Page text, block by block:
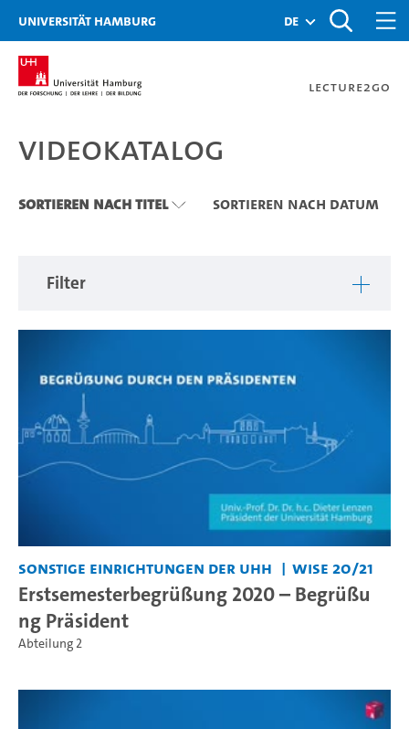
Zu den Filtern
Zur Metanavigation
Zur Hauptnavigation
Zur Suche
Zum Inhalt
Zum Seitenfuss
Universität Hamburg de
Lecture2Go
Videokatalog
Videokatalog
Sortieren nach Titel Sortieren nach Datum
Filter
Sonstige Einrichtungen der UHH WiSe 20/21
Erstsemesterbegrüßung 2020 – Begrüßu
ng Präsident
Abteilung 2